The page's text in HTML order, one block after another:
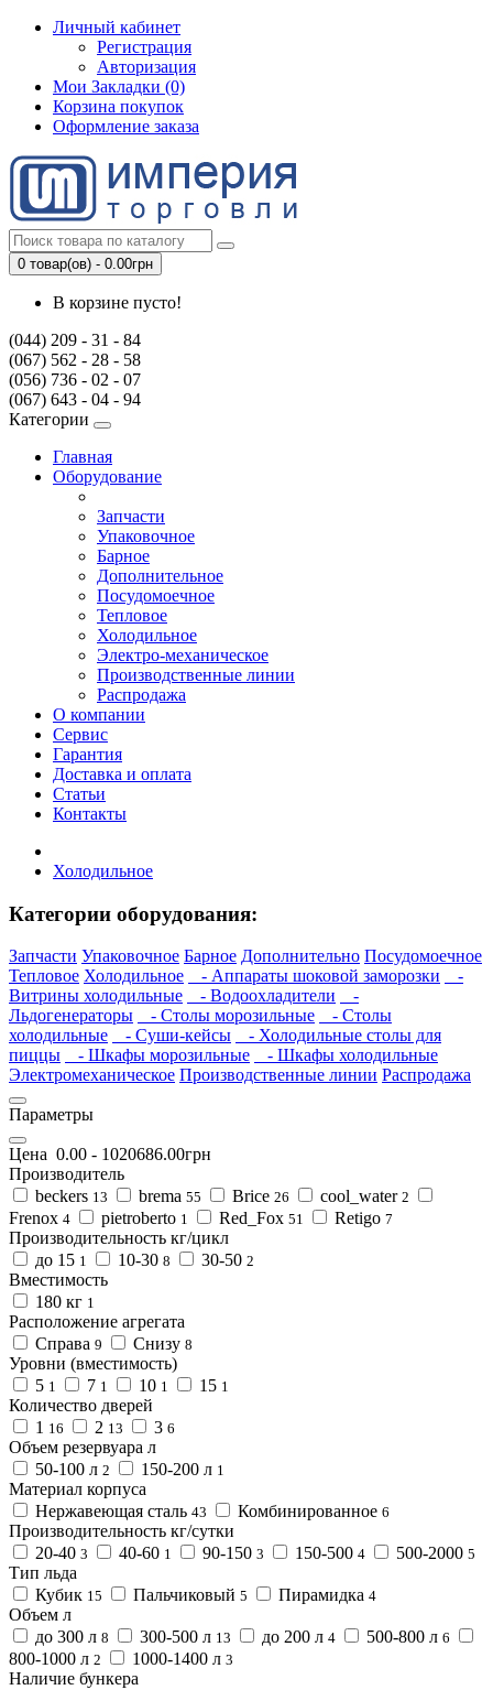
Личный кабинет
Регистрация
Авторизация
Мои Закладки (0)
Корзина покупок
Оформление заказа
0 товар(ов) - 0.00грн
В корзине пусто!
(044) 209 - 31 - 84
(067) 562 - 28 - 58
(056) 736 - 02 - 07
(067) 643 - 04 - 94
Категории
Главная
Оборудование
Запчасти
Упаковочное
Барное
Дополнительное
Посудомоечное
Тепловое
Холодильное
Электро-механическое
Производственные линии
Распродажа
О компании
Сервис
Гарантия
Доставка и оплата
Статьи
Контакты
Холодильное
Категории оборудования:
Запчасти Упаковочное Барное Дополнительно Посудомоечное
Тепловое Холодильное - Аппараты шоковой замoрoзки
-
Витрины холодильные
- Водоохладители
-
Льдогенераторы
- Столы морозильные
- Столы
холодильные
- Суши-кейсы
- Холодильные столы для
пиццы
- Шкафы морозильные
- Шкафы холодильные
Электромеханическое Производственные линии Распродажа
Параметры
Цена 0.00 - 1020686.00грн
Производитель
beckers 13 brema 55 Brice 26 cool_water 2
Frenox 4 pietroberto 1 Red_Fox 51 Retigo 7
Производительность кг/цикл
до 15 1 10-30 8 30-50 2
Вместимость
180 кг 1
Расположение агрегата
Справа 9 Снизу 8
Уровни (вместимость)
5 1 7 1 10 1 15 1
Количество дверей
1 16 2 13 3 6
Объем резервуара л
50-100 л 2 150-200 л 1
Материал корпуса
Нержавеющая сталь 43 Комбинированное 6
Производительность кг/сутки
20-40 3 40-60 1 90-150 3 150-500 4 500-2000 5
Тип льда
Кубик 15 Пальчиковый 5 Пирамидка 4
Объем л
до 300 л 8 300-500 л 13 до 200 л 4 500-800 л 6
800-1000 л 2 1000-1400 л 3
Наличие бункера